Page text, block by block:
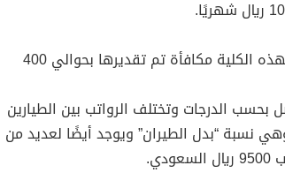
-تقوم الكلية بمنح الضباط الذين يعملون بهذه الكلية مكافأة تم تقديرها بحوالي 400
الدرجات وتختلف الرواتب بين الطيارين
حيث تزيد بنسبة تصل إلى 35 ٪ وهي نسبة “بدل الطيران” ويوجد أيضًا لعديد من